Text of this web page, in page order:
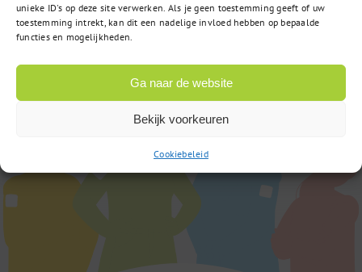
unieke ID's op deze site verwerken. Als je geen toestemming geeft of uw
toestemming intrekt, kan dit een nadelige invloed hebben op bepaalde
functies en mogelijkheden.
Ga naar de website
Bekijk voorkeuren
Cookiebeleid
of Stuur een bericht